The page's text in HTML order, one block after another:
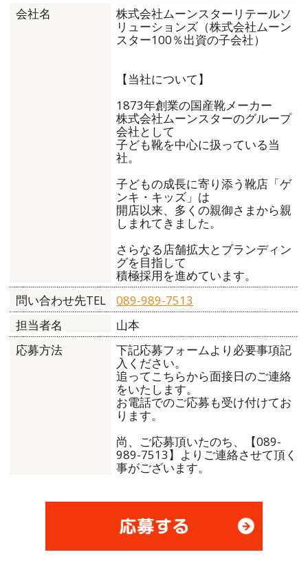
会社名
株式会社ムーンスターリテールソ
リューションズ（株式会社ムーン
スター100％出資の子会社）
【当社について】
1873年創業の国産靴メーカー
株式会社ムーンスターのグループ
会社として
子ども靴を中心に扱っている当
社。
子どもの成長に寄り添う靴店「ゲ
ンキ・キッズ」は
開店以来、多くの親御さまから親
しまれてきました。
さらなる店舗拡大とブランディン
グを目指して
積極採用を進めています。
問い合わせ先TEL
089-989-7513
担当者名
山本
応募方法
下記応募フォームより必要事項記
入ください。
追ってこちらから面接日のご連絡
をいたします。
お電話でのご応募も受け付けてお
ります。
尚、ご応募頂いたのち、【089-
989-7513】よりご連絡させて頂く
事がございます。